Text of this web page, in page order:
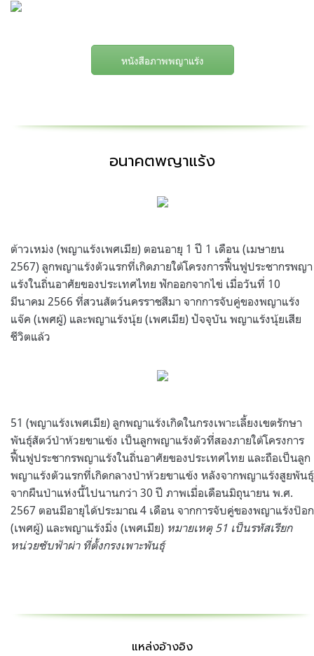
หนังสือภาพพญาแร้ง
อนาคตพญาแร้ง
ต้าวเหม่ง (พญาแร้งเพศเมีย) ตอนอายุ 1 ปี 1 เดือน (เมษายน
2567) ลูกพญาแร้งตัวแรกที่เกิดภายใต้โครงการฟื้นฟูประชากรพญา
แร้งในถิ่นอาศัยของประเทศไทย ฟักออกจากไข่ เมื่อวันที่ 10
มีนาคม 2566 ที่สวนสัตว์นครราชสีมา จากการจับคู่ของพญาแร้ง
แจ๊ค (เพศผู้) และพญาแร้งนุ้ย (เพศเมีย) ปัจจุบัน พญาแร้งนุ้ยเสีย
ชีวิตแล้ว
51 (พญาแร้งเพศเมีย) ลูกพญาแร้งเกิดในกรงเพาะเลี้ยงเขตรักษา
พันธุ์สัตว์ป่าห้วยขาแข้ง เป็นลูกพญาแร้งตัวที่สองภายใต้โครงการ
ฟื้นฟูประชากรพญาแร้งในถิ่นอาศัยของประเทศไทย และถือเป็นลูก
พญาแร้งตัวแรกที่เกิดกลางป่าห้วยขาแข้ง หลังจากพญาแร้งสูยพันธุ์
จากผืนป่าแห่งนี้ไปนานกว่า 30 ปี ภาพเมื่อเดือนมิถุนายน พ.ศ.
2567 ตอนมีอายุได้ประมาณ 4 เดือน จากการจับคู่ของพญาแร้งป๊อก
(เพศผู้) และพญาแร้งมิ่ง (เพศเมีย) หมายเหตุ 51 เป็นรหัสเรียก
หน่วยซับฟ้าผ่า ที่ตั้งกรงเพาะพันธุ์
แหล่งอ้างอิง